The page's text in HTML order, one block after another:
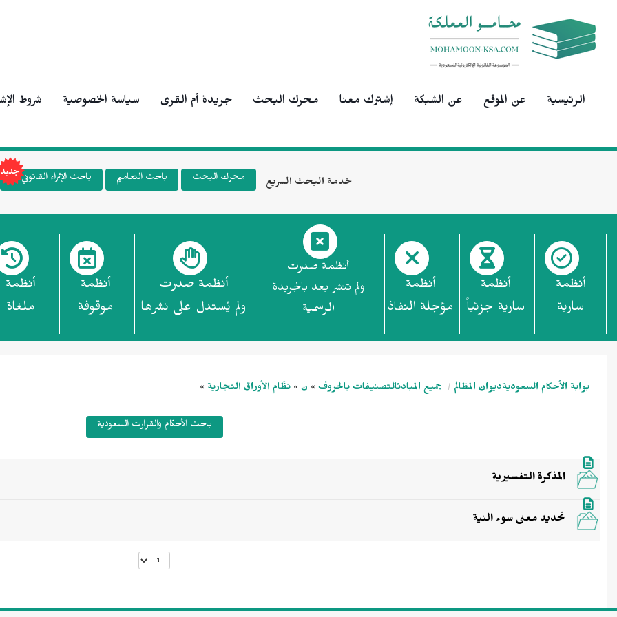
الرئيسية عن الموقع عن الشبكة إشترك معنا محرك البحث جريدة أم القرى سياسة الخصوصية شروط
خدمة البحث السريع محرك البحث باحث التعاميم باحث الإثراء القانوني
أنظمة
سارية
أنظمة
سارية جزئياً
أنظمة
مؤجلة النفاذ
أنظمة صدرت
ولم تنشر بعد بالجريدة
الرسمية
أنظمة صدرت
ولم يُستدل على نشرها
أنظمة
موقوفة
أنظمة
ملغاة
بوابة الأحكام السعوديةديوان المظالم جميع المبادئالتصنيفات بالحروف » ن » نظَام الأوراق التجارية »
باحث الأحكام والقرارت السعودية
المذكرة التفسيرية
تحديد معنى سوء النية